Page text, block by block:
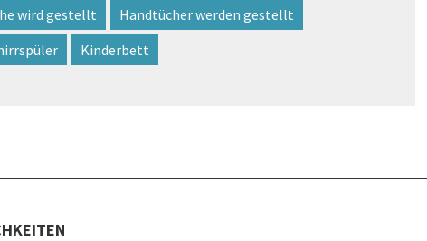
wird gestellt
Handtücher werden gestellt
Kinderbett